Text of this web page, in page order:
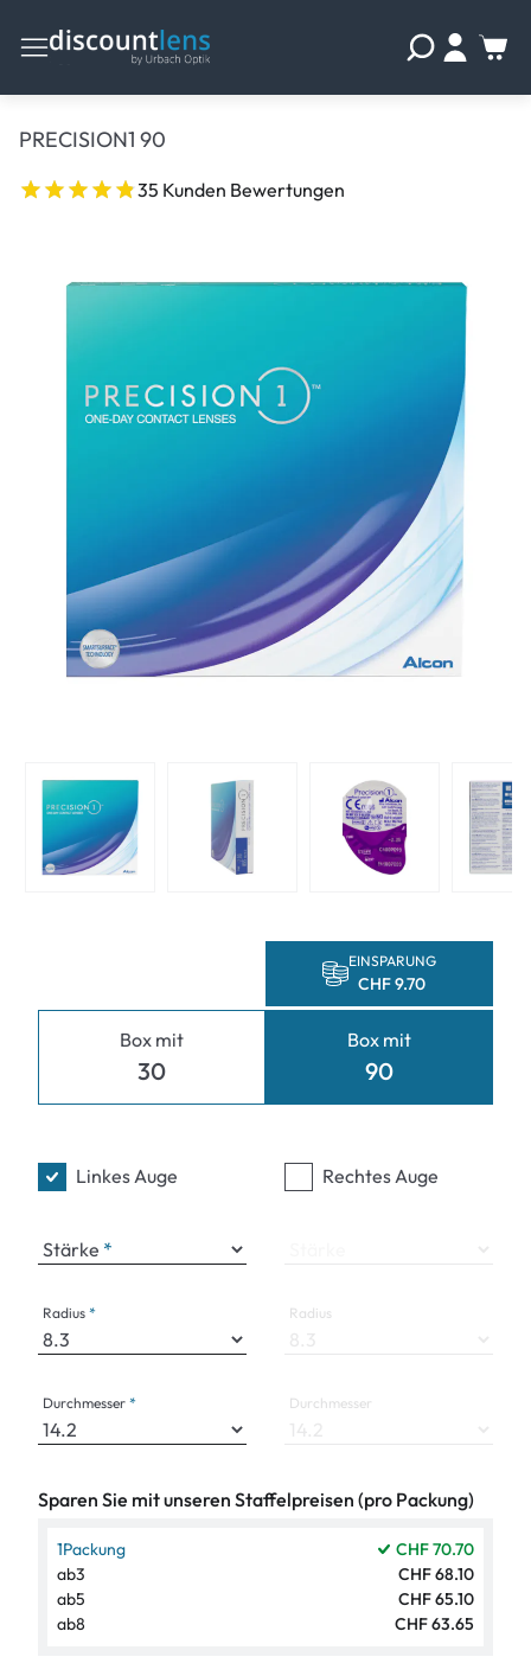
PRECISION1 90
35 Kunden Bewertungen
Box mit
30
EINSPARUNG
CHF 9.70
Box mit
90
Linkes Auge
Stärke
Radius
Durchmesser
Rechtes Auge
Radius
Durchmesser
Sparen Sie mit unseren Staffelpreisen (pro Packung)
1Packung
CHF 70.70
ab3
CHF 68.10
ab5
CHF 65.10
ab8 CHF 63.65